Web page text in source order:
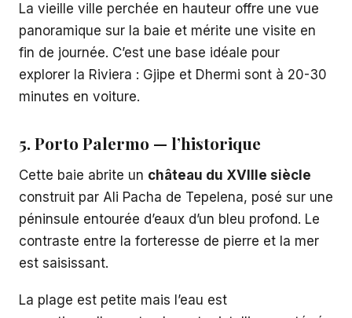
La vieille ville perchée en hauteur offre une vue
panoramique sur la baie et mérite une visite en
fin de journée. C’est une base idéale pour
explorer la Riviera : Gjipe et Dhermi sont à 20-30
minutes en voiture.
5. Porto Palermo — l’historique
Cette baie abrite un château du XVIIIe siècle
construit par Ali Pacha de Tepelena, posé sur une
péninsule entourée d’eaux d’un bleu profond. Le
contraste entre la forteresse de pierre et la mer
est saisissant.
La plage est petite mais l’eau est